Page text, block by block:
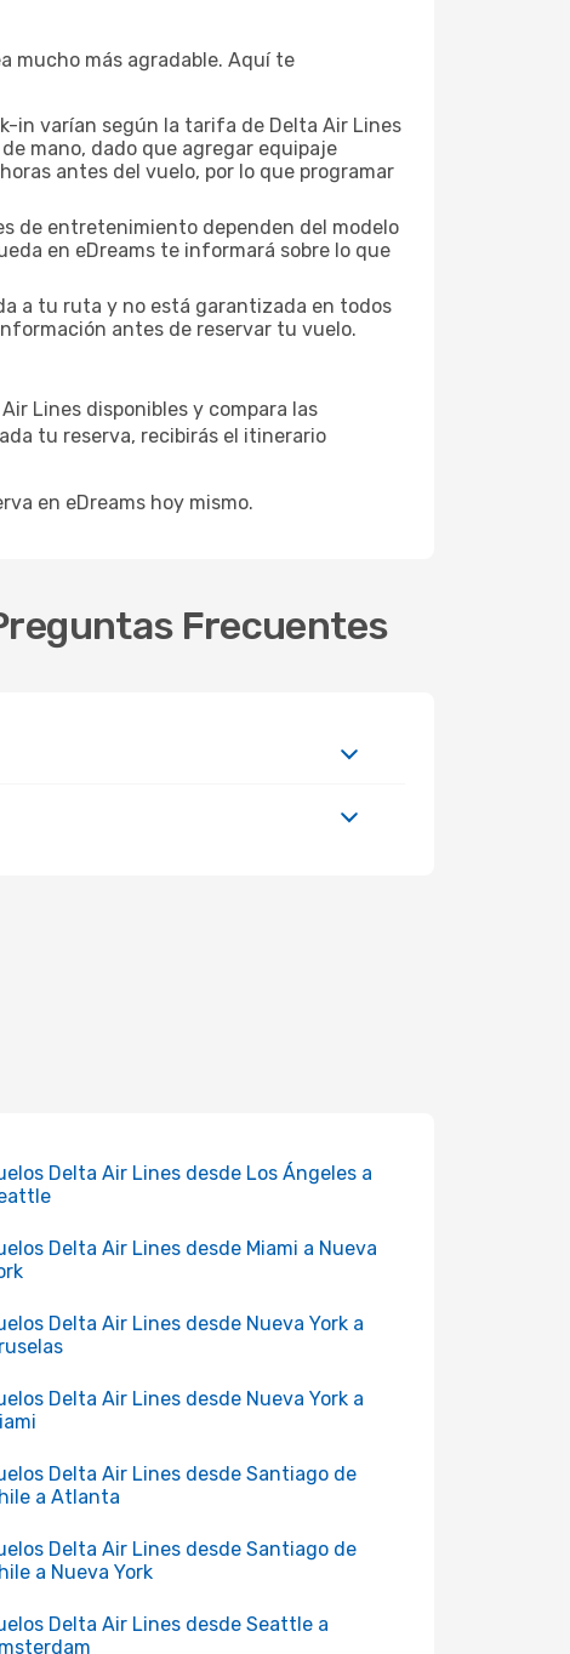
mucho más agradable. Aquí te
in varían según la tarifa de Delta Air Lines
mano, dado que agregar equipaje
antes del vuelo, por lo que programar
de entretenimiento dependen del modelo
en eDreams te informará sobre lo que
a tu ruta y no está garantizada en todos
antes de reservar tu vuelo.
Lines disponibles y compara las
tu reserva, recibirás el itinerario
en eDreams hoy mismo.
Frecuentes
Delta Air Lines desde Los Ángeles a
Delta Air Lines desde Miami a Nueva
Delta Air Lines desde Nueva York a
Delta Air Lines desde Nueva York a
Delta Air Lines desde Santiago de
a Atlanta
Delta Air Lines desde Santiago de
a Nueva York
Delta Air Lines desde Seattle a